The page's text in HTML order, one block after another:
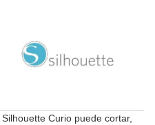
Silhouette Curio puede cortar,